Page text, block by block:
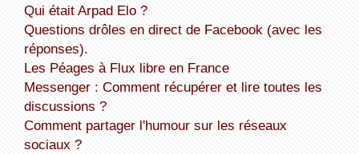
Qui était Arpad Elo ?
Questions drôles en direct de Facebook (avec les
réponses).
Les Péages à Flux libre en France
Messenger : Comment récupérer et lire toutes les
discussions ?
Comment partager l'humour sur les réseaux
sociaux ?